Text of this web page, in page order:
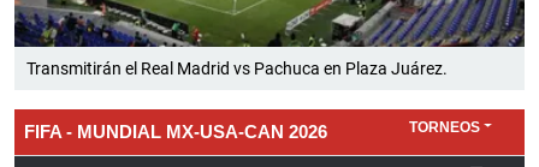
Transmitirán el Real Madrid vs Pachuca en Plaza Juárez.